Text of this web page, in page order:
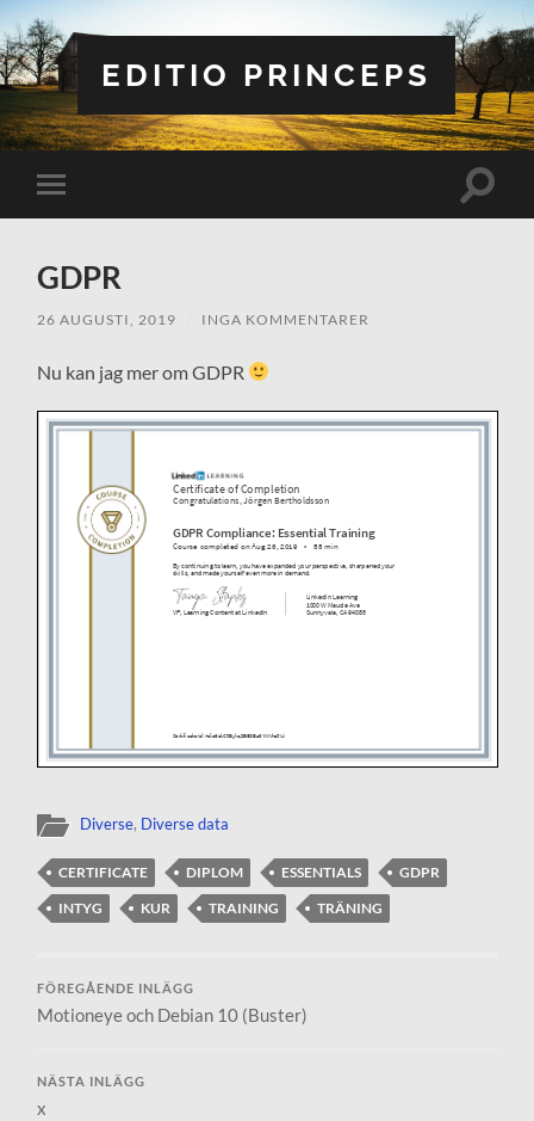
EDITIO PRINCEPS
Slå
på/av
Slå
GDPR
26 AUGUSTI, 2019 INGA KOMMENTARER
Nu kan jag mer om GDPR
Diverse, Diverse data
CERTIFICATE DIPLOM ESSENTIALS
GDPR
INTYG
KUR TRAINING TRÄNING
FÖREGÅENDE INLÄGG
Motioneye och Debian 10 (Buster)
NÄSTA INLÄGG
x